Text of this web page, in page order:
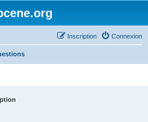
Connexion
Inscription